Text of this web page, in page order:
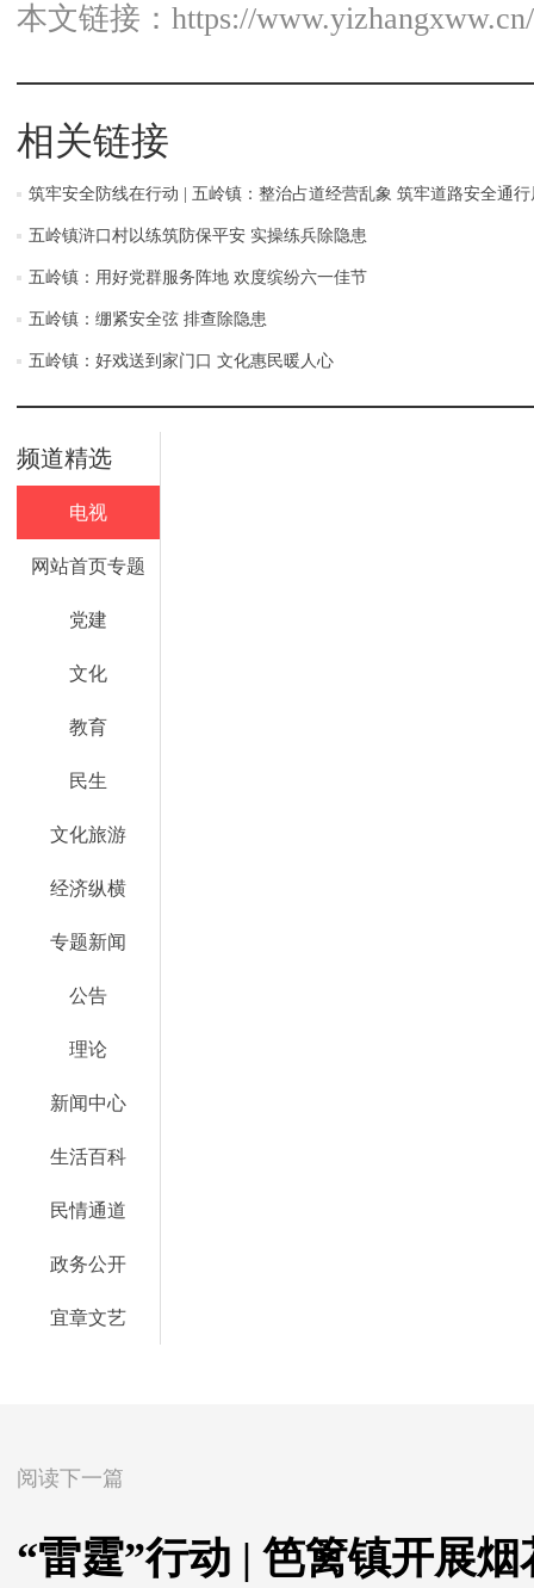
本文链接： https://
相关链接
筑牢安全防线在行动 | 五岭镇：整治占道经营乱象 筑牢道路安全通行
五岭镇浒口村以练筑防保平安 实操练兵除隐患
五岭镇：用好党群服务阵地 欢度缤纷六一佳节
五岭镇：绷紧安全弦 排查除隐患
五岭镇：好戏送到家门口 文化惠民暖人心
频道精选
电视
网站首页专题
党建
文化
教育
民生
文化旅游
经济纵横
专题新闻
公告
理论
新闻中心
生活百科
民情通道
政务公开
宜章文艺
阅读下一篇
“雷霆”行动 | 笆篱镇开展